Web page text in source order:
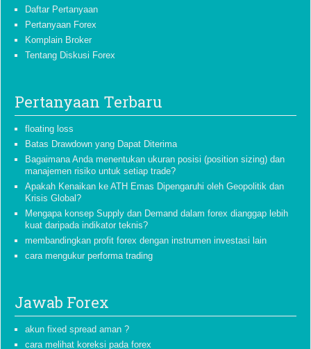
Daftar Pertanyaan
Pertanyaan Forex
Komplain Broker
Tentang Diskusi Forex
Pertanyaan Terbaru
floating loss
Batas Drawdown yang Dapat Diterima
Bagaimana Anda menentukan ukuran posisi (position sizing) dan
manajemen risiko untuk setiap trade?
Apakah Kenaikan ke ATH Emas Dipengaruhi oleh Geopolitik dan
Krisis Global?
Mengapa konsep Supply dan Demand dalam forex dianggap lebih
kuat daripada indikator teknis?
membandingkan profit forex dengan instrumen investasi lain
cara mengukur performa trading
Jawab Forex
akun fixed spread aman ?
cara melihat koreksi pada forex